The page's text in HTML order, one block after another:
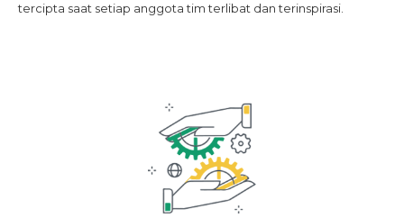
tercipta saat setiap anggota tim terlibat dan terinspirasi.